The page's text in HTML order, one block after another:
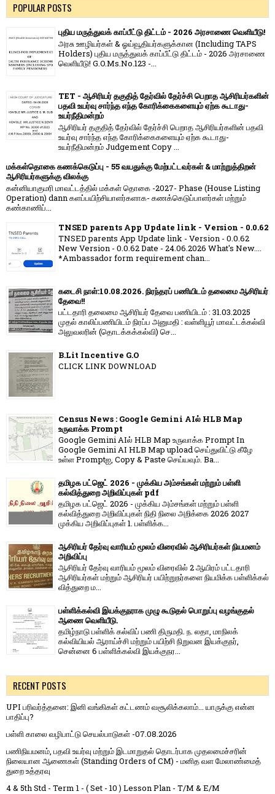
POPULAR POSTS
புதிய மருத்துவக் காப்பீட்டு திட்டம் - 2026 அரசாணை வெளியீடு!
அரசு ஊழியர்கள் & ஓய்வூதியர்களுக்கான (Including TAPS
Holders) புதிய மருத்துவக் காப்பீட்டு திட்டம் - 2026 அரசாணை
வெளியீடு! G.O.Ms.No.123 -...
TET - ஆசிரியர் தகுதித் தேர்வில் தேர்ச்சி பெறாத ஆசிரியர்களின்
பதவி உயர்வு சார்ந்த எந்த கோரிக்கைகளையும் ஏற்க கூடாது-
உயர்நீதிமன்றம்
ஆசிரியர் தகுதித் தேர்வில் தேர்ச்சி பெறாத ஆசிரியர்களின் பதவி
உயர்வு சார்ந்த எந்த கோரிக்கைகளையும் ஏற்க கூடாது-
உயர்நீதிமன்றம் Judgement Copy ...
மக்கள்தொகை கணக்கெடுப்பு - 55 வயதுக்கு மேற்பட்டவர்கள் & மாற்றுத்திறன்
ஆசிரியர்களுக்கு விலக்கு
கன்னியாகுமரி மாவட்டத்தில் மக்கள் தொகை -2027- Phase (House Listing
Operation) dann களப்பயிற்சியாளர்களாக- கணக்கெடுப்பாளர்கள் மற்றும்
கண்காணிப்...
TNSED parents App Update link - Version - 0.0.62
TNSED parents App Update link - Version - 0.0.62
New Version - 0.0.62 Date - 24.06.2026 What's New....
*Ambassador form requirement chan...
கடைசி நாள்:10.08.2026. நிரந்தரப் பணியிடம் தலைமை ஆசிரியர்
தேவை!!
பட்டதாரி தலைமை ஆசிரியர் தேவை பணியிடம் : 31.03.2025
முதல் காலிப்பணியிடம் நிரப்ப அனுமதி : வள்ளியூர் மாவட்டக்கல்வி
அலுவலரின் (தொடக்கக்கல்வி) செ...
B.Lit Incentive G.O
CLICK LINK DOWNLOAD
Census News : Google Gemini AIல் HLB Map
உருவாக்க Prompt
Google Gemini AIல் HLB Map உருவாக்க Prompt In
Google Gemini AI HLB Map upload செய்துவிட்டு கீழே
உள்ள Promptஐ, Copy & Paste செய்யவும். Ba...
தமிழக பட்ஜெட் 2026 - முக்கிய அம்சங்கள் மற்றும் பள்ளி
கல்வித்துறை அறிவிப்புகள் pdf
தமிழக பட்ஜெட் 2026 - முக்கிய அம்சங்கள் மற்றும் பள்ளி
கல்வித்துறை அறிவிப்புகள் நிதி நிலை அறிக்கை 2026 2027
முக்கிய அறிவிப்புகள் 1. பள்ளிக்க...
ஆசிரியர் தேர்வு வாரியம் மூலம் விரைவில் ஆசிரியர்கள் நியமனம்
அறிவிப்பு
ஆசிரியர் தேர்வு வாரி​யம் மூலம் விரை​வில் 2 ஆயிரம் பட்​ட​தாரி
ஆசிரியர்​கள் மற்​றும் ஆசிரியர் பயிற்றுநர்​களை நியமிக்க பள்​ளிக்​கல்​
வித்​துறை ம...
பள்ளிக்கல்வி இயக்குநராக முழு கூடுதல் பொறுப்பு வழங்குதல்
ஆணை வெளியீடு.
தமிழ்நாடு பள்ளிக் கல்விப் பணி திருமதி. ந. லதா, மாநிலக்
கல்வியியல் ஆராய்ச்சி மற்றும் பயிற்சி நிறுவன இயக்குநர்,
சென்னை 6 பள்ளிக்கல்வி இயக்குநர...
RECENT POSTS
UPI பரிவர்த்தனை: இனி வங்கிகள் கட்டணம் வசூலிக்கலாம்... யாருக்கு என்ன
பாதிப்பு?
பள்ளி காலை வழிபாட்டு செயல்பாடுகள் -07.08.2026
பணிநியமனம், பதவி உயர்வு மற்றும் இடமாறுதல் தொடர்பாக முதலமைச்சரின்
நிலையான ஆணைகள் (Standing Orders of CM) - மனித வள மேலாண்மைத்
துறை உத்தரவு
4 & 5th Std - Term 1 - ( Set - 10 ) Lesson Plan - T/M & E/M